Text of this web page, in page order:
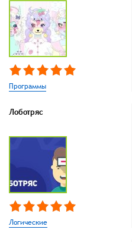
Программы
Лоботряс
Логические